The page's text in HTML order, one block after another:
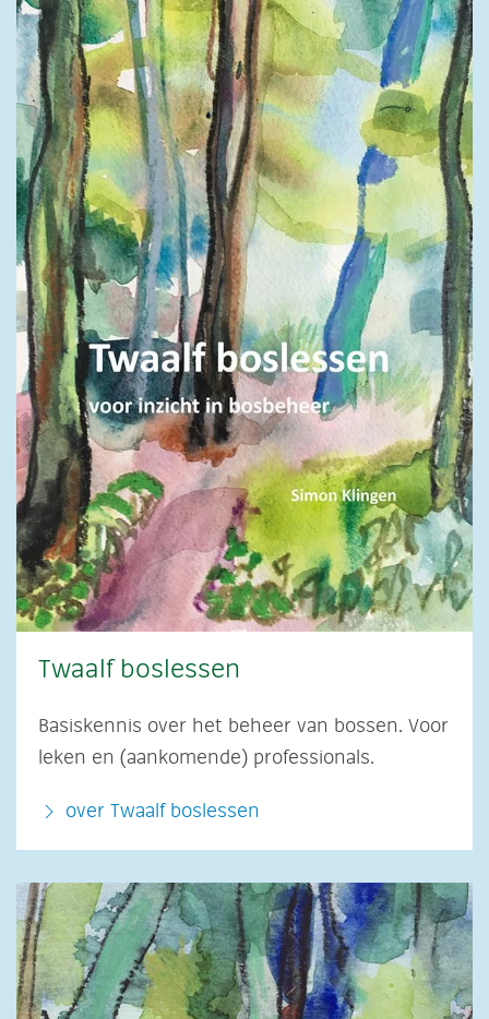
Twaalf boslessen
Basiskennis over het beheer van bossen. Voor
leken en (aankomende) professionals.
over Twaalf boslessen